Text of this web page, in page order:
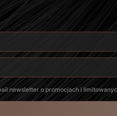
newsletter o promocjach i